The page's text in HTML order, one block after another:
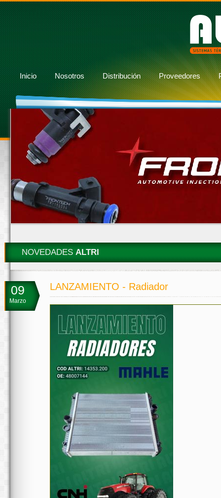
Inicio Nosotros Distribución Proveedores
NOVEDADES ALTRI
09
Marzo
LANZAMIENTO - Radiador